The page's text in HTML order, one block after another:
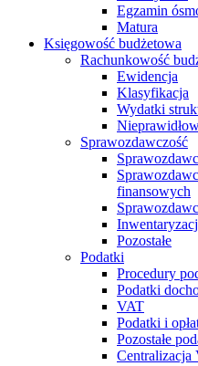
Egzamin
Matura
Księgowość budżetowa
Rachunkowość
Ewidencja
Klasyfikacja
Wydatki
Sprawozdawczość
finansowych
Pozostałe
Podatki
Procedury
Podatki
VAT
Podatki i
Pozostałe
Centralizacja